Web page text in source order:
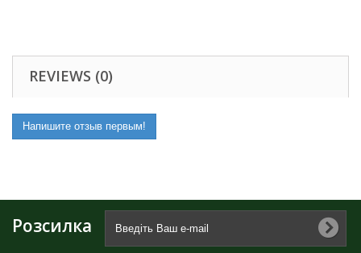
REVIEWS (0)
Напишите отзыв первым!
Розсилка